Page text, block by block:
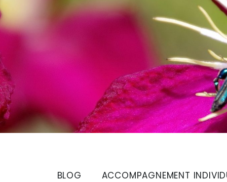
BLOG
ACCOMPAGNEMENT